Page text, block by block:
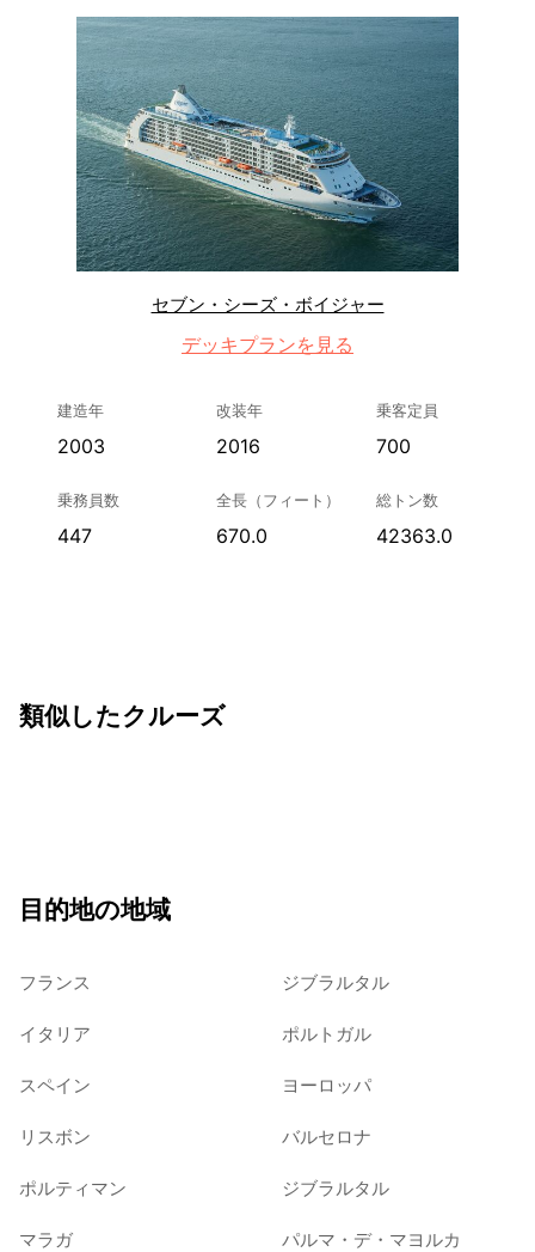
セブン・シーズ・ボイジャー
デッキプランを見る
建造年
2003
改装年
2016
乗客定員
700
乗務員数
447
全長（フィート）
670.0
総トン数
42363.0
類似したクルーズ
目的地の地域
フランス ジブラルタル
イタリア ポルトガル
スペイン ヨーロッパ
リスボン バルセロナ
ポルティマン ジブラルタル
マラガ パルマ・デ・マヨルカ